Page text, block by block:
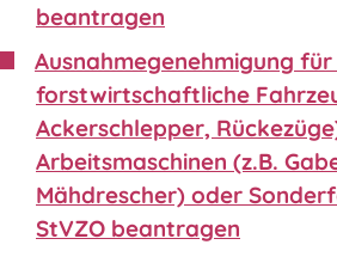
beantragen
Ausnahmegenehmigung
forstwirtschaftliche
Ackerschlepper,
Arbeitsmaschinen (z.B.
Mähdrescher) oder
StVZO beantragen